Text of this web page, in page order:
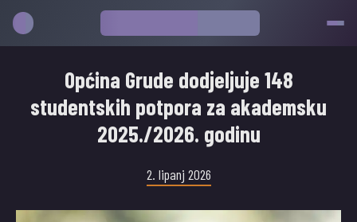
Općina Grude dodjeljuje 148
studentskih potpora za akademsku
2025./2026. godinu
2. lipanj 2026